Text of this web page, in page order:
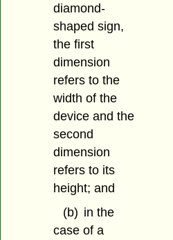
diamond-
shaped sign,
the first
dimension
refers to the
width of the
device and the
second
dimension
refers to its
height; and
(b) in the
case of a